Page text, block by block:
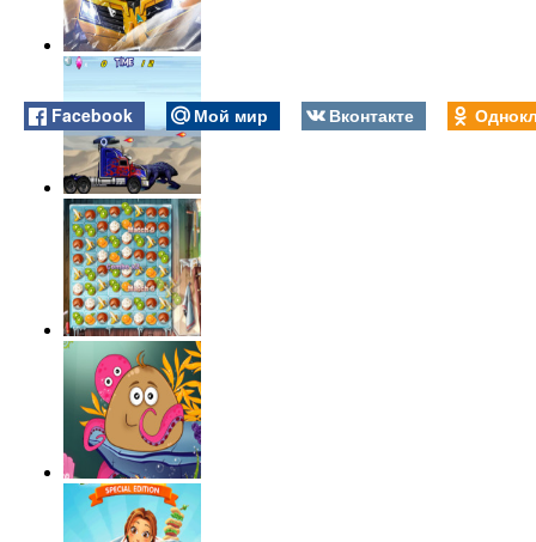
Facebook Мой мир Вконтакте